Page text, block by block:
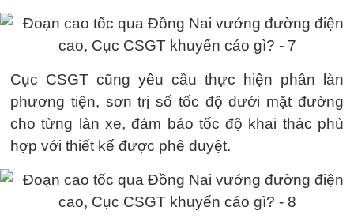
Cục CSGT cũng yêu cầu thực hiện phân làn
phương tiện, sơn trị số tốc độ dưới mặt đường
cho từng làn xe, đảm bảo tốc độ khai thác phù
hợp với thiết kế được phê duyệt.